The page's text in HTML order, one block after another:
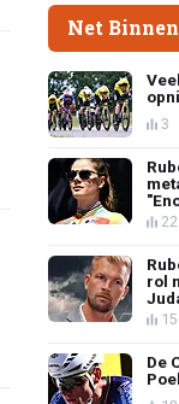
Net Binnen
3
22
rol
15
De